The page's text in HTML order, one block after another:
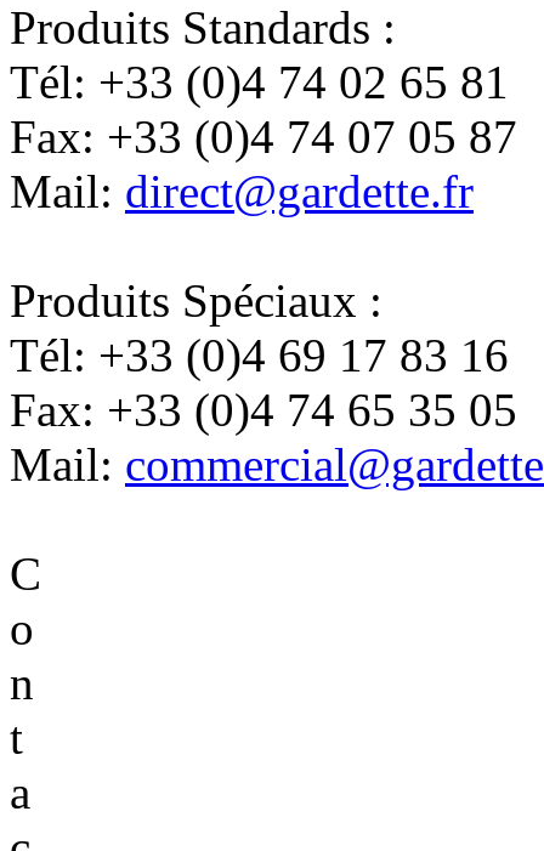
Produits Standards :
Tél: +33 (0)4 74 02 65 81
Fax: +33 (0)4 74 07 05 87
Mail: direct@gardette.fr
Produits Spéciaux :
Tél: +33 (0)4 69 17 83 16
Fax: +33 (0)4 74 65 35 05
Mail:
C
o
n
t
a